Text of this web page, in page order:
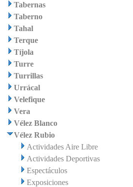
Tabernas
Taberno
Tahal
Terque
Tíjola
Turre
Turrillas
Urrácal
Velefique
Vera
Vélez Blanco
Vélez Rubio
Actividades Aire Libre
Actividades Deportivas
Espectáculos
Exposiciones